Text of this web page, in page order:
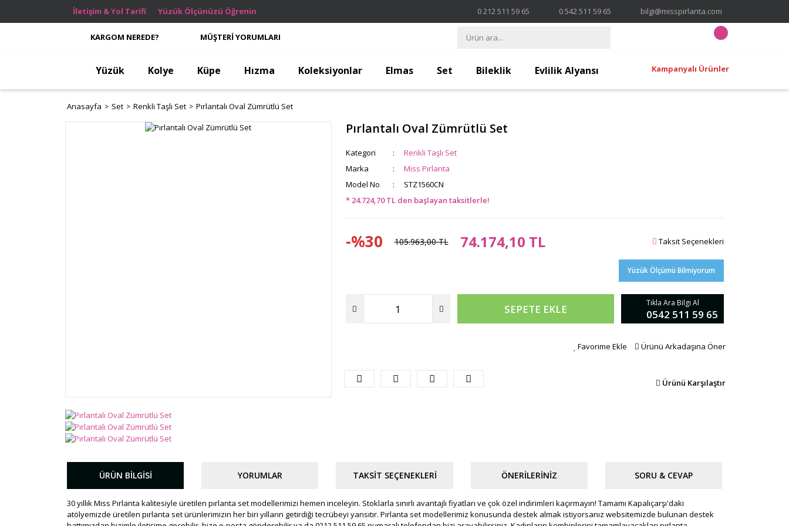
İletişim & Yol Tarifi Yüzük Ölçünüzü Öğrenin 0 212 511 59 65 0 542 511 59 65 bilgi@misspirlanta.com
KARGOM NEREDE? MÜŞTERİ YORUMLARI
Yüzük Kolye Küpe Hızma Koleksiyonlar Elmas Set Bileklik Evlilik Alyansı Kampanyalı Ürünler
Anasayfa Set Renkli Taşlı Set Pırlantalı Oval Zümrütlü Set
Pırlantalı Oval Zümrütlü Set
Kategori
Renkli Taşlı Set
Marka
Miss Pırlanta
Model No
STZ1560CN
* 24.724,70 TL den başlayan taksitlerle!
-%30 105.963,00 TL 74.174,10 TL Taksit Seçenekleri
Yüzük Ölçümü Bilmiyorum
SEPETE EKLE Tıkla Ara Bilgi Al
0542 511 59 65
Favorime Ekle Ürünü Arkadaşına Öner
Ürünü Karşılaştır
ÜRÜN BILGISI YORUMLAR TAKSIT SEÇENEKLERI ÖNERILERINIZ SORU & CEVAP
30 yıllık Miss Pırlanta kalitesiyle üretilen pırlanta set modellerimizi hemen inceleyin. Stoklarla sınırlı avantajlı fiyatları ve çok özel indirimleri kaçırmayın! Tamamı Kapalıçarşı'daki
atölyemizde üretilen pırlanta set ürünlerimizin her biri yılların getirdiği tecrübeyi yansıtır. Pırlanta set modellerimiz konusunda destek almak istiyorsanız websitemizde bulunan destek